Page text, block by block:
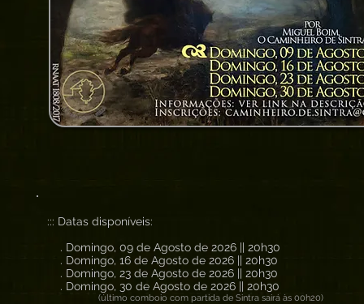
::: Datas disponíveis:
. Domingo, 09 de Agosto de 2026 || 20h30
. Domingo, 16 de Agosto de 2026 || 20h30
. Domingo, 23 de Agosto de 2026 || 20h30
. Domingo, 30 de Agosto de 2026 || 20h30
(último comboio com partida de Sintra sairá às 00h20)